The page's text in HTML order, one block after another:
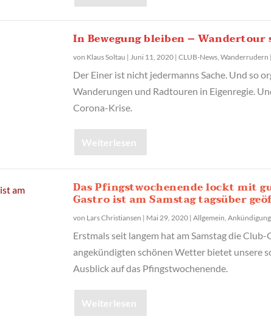
In Bewegung bleiben –
von Klaus Soltau | Juni 11, 2020 | CLUB-News, Wanderrudern |
Der Einer ist nicht jedermanns Sache. Und so
Wanderungen und Radtouren in Eigenregie.
Corona-Krise.
Weiterlesen
Das Pfingstwochenende lockt mit
Gastro ist am Samstag tagsüber
von Lars Christiansen | Mai 29, 2020 | Allgemein, Ankündigung
Erstmals seit langem hat am Samstag die
angekündigten schönen Wetter bietet unsere
Ausblick auf das Pfingstwochenende.
Weiterlesen